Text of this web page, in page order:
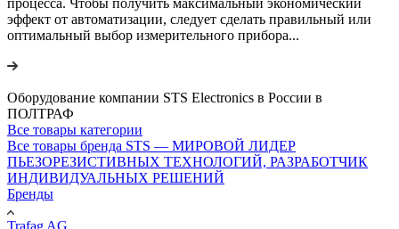
эффект от автоматизации, следует сделать правильный или
оптимальный выбор измерительного прибора...
Оборудование компании STS Electronics в России в
ПОЛТРАФ
Все товары категории
Все товары бренда STS — МИРОВОЙ ЛИДЕР
ПЬЕЗОРЕЗИСТИВНЫХ ТЕХНОЛОГИЙ, РАЗРАБОТЧИК
ИНДИВИДУАЛЬНЫХ РЕШЕНИЙ
Бренды
Trafag AG